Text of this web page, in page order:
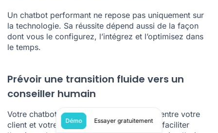
Un chatbot performant ne repose pas uniquement sur
la technologie. Sa réussite dépend aussi de la façon
dont vous le configurez, l’intégrez et l’optimisez dans
le temps.
Prévoir une transition fluide vers un
conseiller humain
Votre chatbot ne doit pas devenir un mur entre votre
client et votre équipe. Au contraire, il doit faciliter
Démo Essayer gratuitement